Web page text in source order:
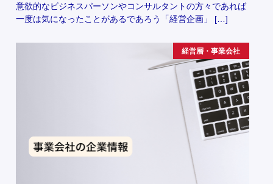
意欲的なビジネスパーソンやコンサルタントの方々であれば
一度は気になったことがあるであろう「経営企画」 […]
経営層・事業会社